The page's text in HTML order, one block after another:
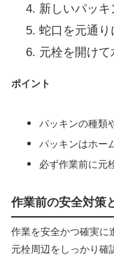
新しいパッキ
蛇口を元通り
元栓を開け
ポイント
パッキンの種類
パッキンはホー
必ず作業前に元
作業前の安全対策
作業を安全かつ確実に
元栓周辺をしっかり確